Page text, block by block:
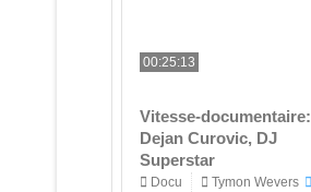
00:25:13
Vitesse-documentaire:
Dejan Curovic, DJ
Superstar
Docu Tymon Wevers